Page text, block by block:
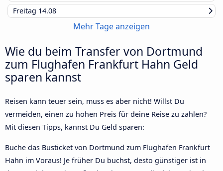
Freitag 14.08
Mehr Tage anzeigen
Wie du beim Transfer von Dortmund
zum Flughafen Frankfurt Hahn Geld
sparen kannst
Reisen kann teuer sein, muss es aber nicht! Willst Du
vermeiden, einen zu hohen Preis für deine Reise zu zahlen?
Mit diesen Tipps, kannst Du Geld sparen:
Buche das Busticket von Dortmund zum Flughafen Frankfurt
Hahn im Voraus! Je früher Du buchst, desto günstiger ist in